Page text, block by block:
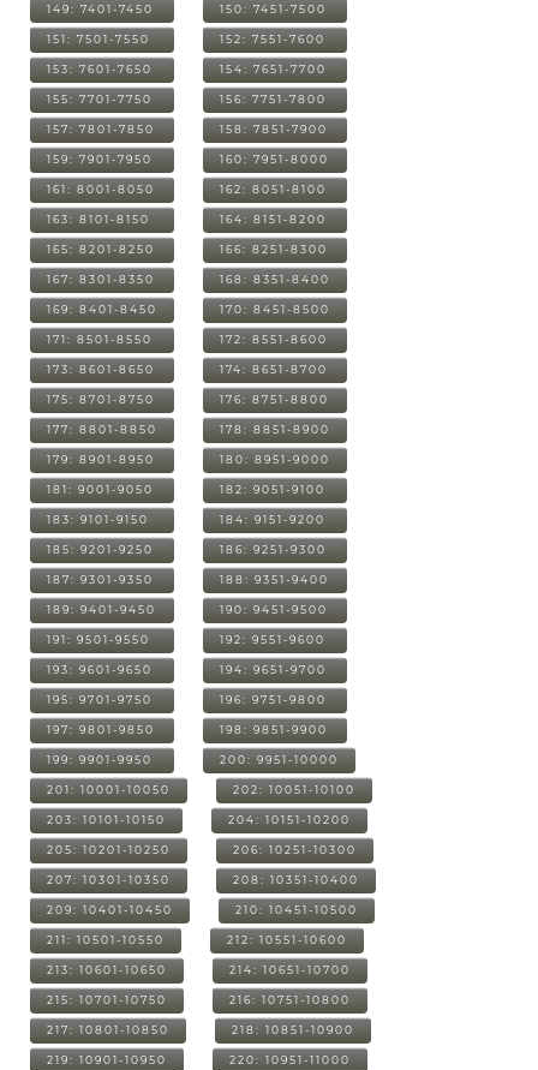
149: 7401-7450 150: 7451-7500
151: 7501-7550 152: 7551-7600
153: 7601-7650 154: 7651-7700
155: 7701-7750 156: 7751-7800
157: 7801-7850 158: 7851-7900
159: 7901-7950 160: 7951-8000
161: 8001-8050 162: 8051-8100
163: 8101-8150 164: 8151-8200
165: 8201-8250 166: 8251-8300
167: 8301-8350 168: 8351-8400
169: 8401-8450 170: 8451-8500
171: 8501-8550 172: 8551-8600
173: 8601-8650 174: 8651-8700
175: 8701-8750 176: 8751-8800
177: 8801-8850 178: 8851-8900
179: 8901-8950 180: 8951-9000
181: 9001-9050 182: 9051-9100
183: 9101-9150 184: 9151-9200
185: 9201-9250 186: 9251-9300
187: 9301-9350 188: 9351-9400
189: 9401-9450 190: 9451-9500
191: 9501-9550 192: 9551-9600
193: 9601-9650 194: 9651-9700
195: 9701-9750 196: 9751-9800
197: 9801-9850 198: 9851-9900
199: 9901-9950 200: 9951-10000
201: 10001-10050 202: 10051-10100
203: 10101-10150 204: 10151-10200
205: 10201-10250 206: 10251-10300
207: 10301-10350 208: 10351-10400
209: 10401-10450 210: 10451-10500
211: 10501-10550 212: 10551-10600
213: 10601-10650 214: 10651-10700
215: 10701-10750 216: 10751-10800
217: 10801-10850 218: 10851-10900
219: 10901-10950 220: 10951-11000